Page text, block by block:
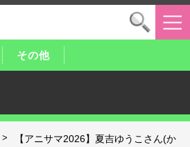
その他
>
【アニサマ2026】夏吉ゆうこさん(か